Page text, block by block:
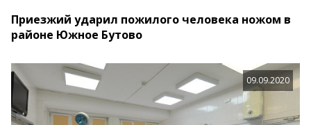
Приезжий ударил пожилого человека ножом в
районе Южное Бутово
09.09.2020